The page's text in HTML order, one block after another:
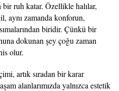
ruh katar. Özellikle halılar,
aynı zamanda konforun,
biridir. Çünkü bir
dokunan şey çoğu zaman
olur.
artık sıradan bir karar
alanlarımızda yalnızca estetik